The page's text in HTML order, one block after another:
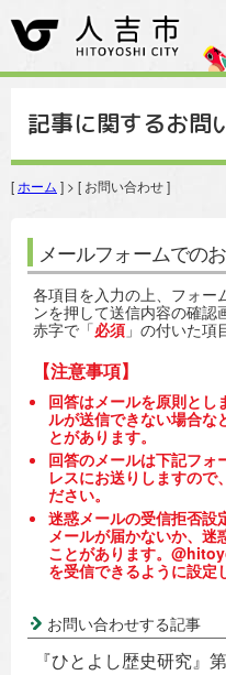
記事に関するお問
[ ホーム ] > [ お問い合わせ ]
メールフォームでの
各項目を入力の上、フォー
ンを押して送信内容の確認
赤字で「必須 」の付いた項
【注意事項】
回答はメールを原則とし
ルが送信できない場合な
とがあります。
回答のメールは下記フォ
レスにお送りしますので
ださい。
迷惑メールの受信拒否設
メールが届かないか、迷
ことがあります。
を受信できるように設定
お問い合わせする記事
『ひとよし歴史研究』